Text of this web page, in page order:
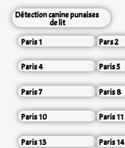
Détection canine punaises
de lit
Paris 1
Pars 2
Paris 4 Paris 5
Paris 7 Paris 8
Paris 10 Paris 11
Paris 13 Paris 14